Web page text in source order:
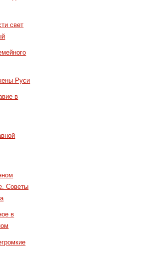
свет
Руси
в
Советы
в